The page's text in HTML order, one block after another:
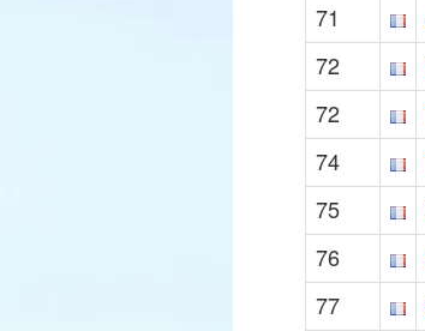
71
72
72
74
75
76
77